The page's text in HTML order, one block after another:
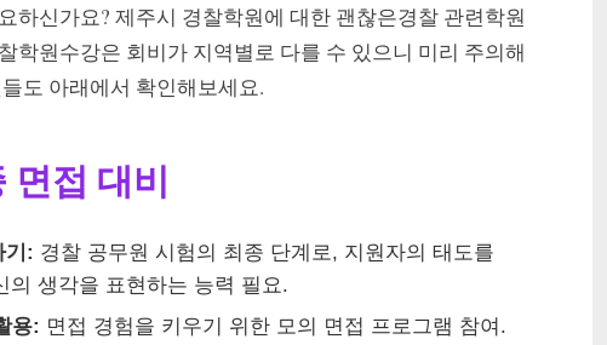
하신가요? 제주시 경찰학원에 대한 괜찮은경찰 관련학원
학원수강은 회비가 지역별로 다를 수 있으니 미리 주의해
도 아래에서 확인해보세요.
접 대비
기: 경찰 공무원 시험의 최종 단계로, 지원자의 태도를
의 생각을 표현하는 능력 필요.
용: 면접 경험을 키우기 위한 모의 면접 프로그램 참여.